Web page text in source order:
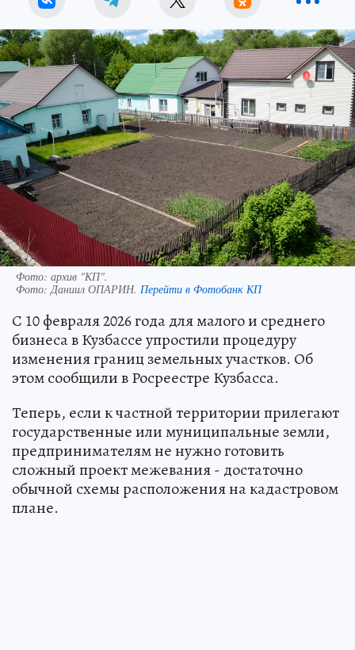
Фото: архив "КП".
Фото:Даниил ОПАРИН. Перейти в Фотобанк КП
С 10 февраля 2026 года для малого и среднего
бизнеса в Кузбассе упростили процедуру
изменения границ земельных участков. Об
этом сообщили в Росреестре Кузбасса.
Теперь, если к частной территории прилегают
государственные или муниципальные земли,
предпринимателям не нужно готовить
сложный проект межевания - достаточно
обычной схемы расположения на кадастровом
плане.